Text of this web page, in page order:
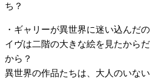
ち？
・ギャリーが異世界に迷い込んだ
イヴは二階の大きな絵を見たから
から？
異世界の作品たちは、大人のいな